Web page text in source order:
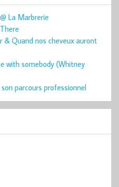
La Marbrerie
Quand nos cheveux auront
with somebody (Whitney
son parcours professionnel